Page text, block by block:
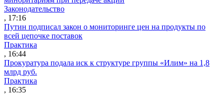
Законодательство
, 17:16
Путин подписал закон о мониторинге цен на продукты по
всей цепочке поставок
Практика
, 16:44
Прокуратура подала иск к структуре группы «Илим» на 1,8
млрд руб.
Практика
, 16:35